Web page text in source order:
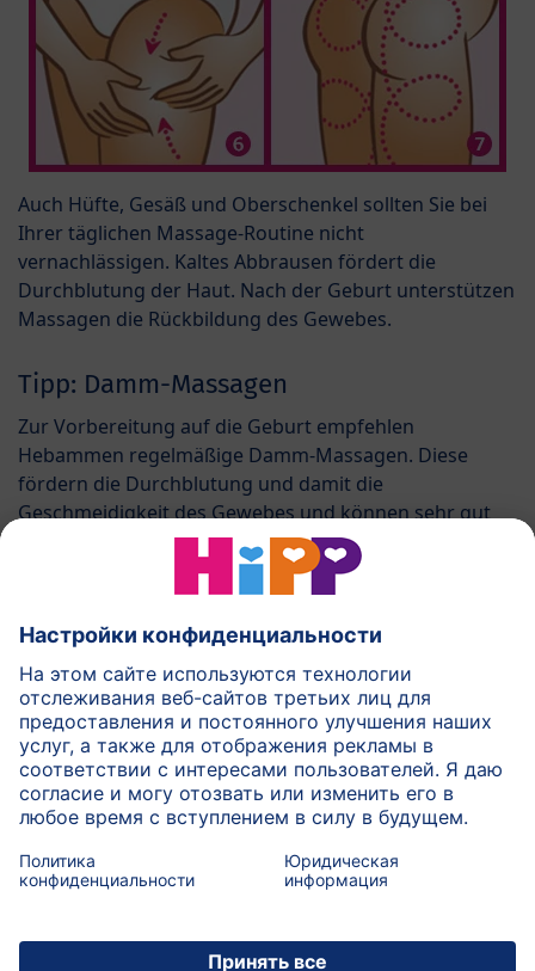
Auch Hüfte, Gesäß und Oberschenkel sollten Sie bei
Ihrer täglichen Massage-Routine nicht
vernachlässigen. Kaltes Abbrausen fördert die
Durchblutung der Haut. Nach der Geburt unterstützen
Massagen die Rückbildung des Gewebes.
Tipp: Damm-Massagen
Zur Vorbereitung auf die Geburt empfehlen
Hebammen regelmäßige Damm-Massagen. Diese
fördern die Durchblutung und damit die
Geschmeidigkeit des Gewebes und können sehr gut
mit dem HiPP Mamasanft Massage-Öl durchgeführt
werden. Bei weiterführenden Fragen zu
Schwangerschaft und Stillzeit können Sie sich
vertrauensvoll an Ihre Hebamme wenden.
Больше от:Путеводитель
вернуться к началу